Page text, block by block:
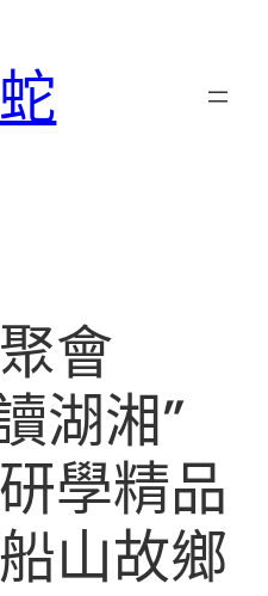
會
湖湘”
學精品
山故鄉